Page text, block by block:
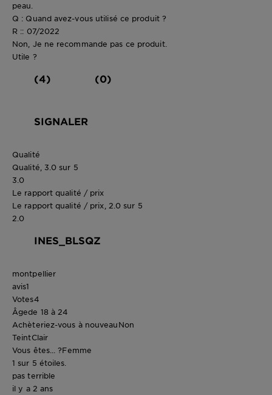
peau.
Q : Quand avez-vous utilisé ce produit ?
R :: 07/2022
Non, Je ne recommande pas ce produit.
Utile ?
(4) (0)
SIGNALER
Qualité
Qualité, 3.0 sur 5
3.0
Le rapport qualité / prix
Le rapport qualité / prix, 2.0 sur 5
2.0
INES_BLSQZ
montpellier
avis1
Votes4
Âgede 18 à 24
Achèteriez-vous à nouveauNon
TeintClair
Vous êtes... ?Femme
1 sur 5 étoiles.
pas terrible
il y a 2 ans